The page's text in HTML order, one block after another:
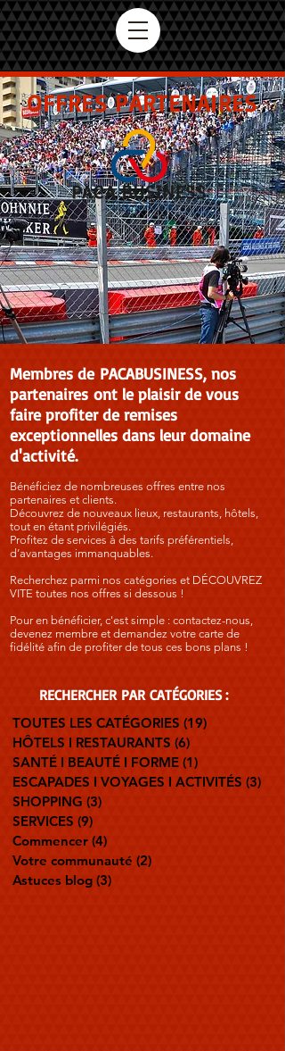
OFFRES PARTENAIRES
Membres de PACABUSINESS, nos
partenaires ont le plaisir de vous
faire profiter de remises
exceptionnelles dans leur domaine
d'activité.
Bénéficiez de nombreuses offres entre nos
partenaires et clients.
Découvrez de nouveaux lieux, restaurants, hôtels,
tout en étant privilégiés.
Profitez de services à des tarifs préférentiels,
d’avantages immanquables.
Recherchez parmi nos catégories et DÉCOUVREZ
VITE toutes nos offres si dessous !
Pour en bénéficier, c'est simple : contactez-nous,
devenez membre et demandez votre carte de
fidélité afin de profiter de tous ces bons plans !
RECHERCHER PARCATÉGORIES :
TOUTES LES CATÉGORIES (19)
HÔTELS I RESTAURANTS (6)
SANTÉ I BEAUTÉ I FORME (1)
ESCAPADES I VOYAGES I ACTIVITÉS (3)
SHOPPING (3)
SERVICES (9)
Commencer (4)
Votre communauté (2)
Astuces blog (3)